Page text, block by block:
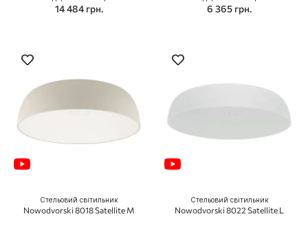
14 484 грн. 6 365 грн.
Стельовий світильник
Nowodvorski 8018 Satellite M
Стельовий світильник
Nowodvorski 8022 Satellite L